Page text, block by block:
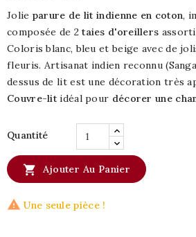
Jolie parure de lit indienne en coton,
composée de 2taies d'oreillers
Coloris blanc, bleu et beige avec de
fleuris. Artisanat indien reconnu
dessus de lit est une décoration très
Couvre-litidéal pour décorer une
Quantité
 Ajouter Au Panier
 Une seule pièce !